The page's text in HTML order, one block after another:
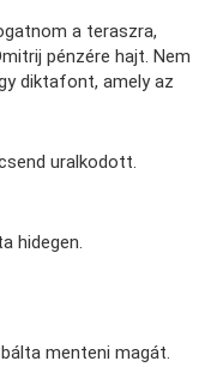
a teraszra,
pénzére hajt. Nem
diktafont, amely az
uralkodott.
hidegen.
menteni magát.